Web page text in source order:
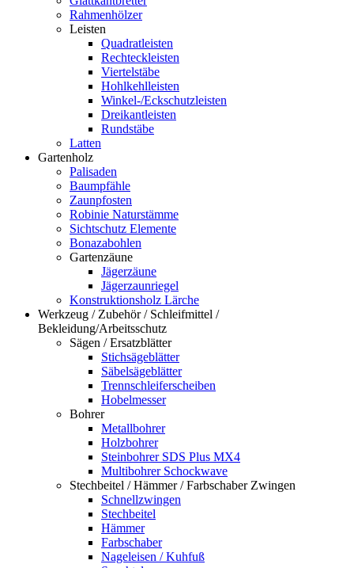
Rahmenhölzer
Leisten
Quadratleisten
Rechteckleisten
Viertelstäbe
Hohlkehlleisten
Winkel-/Eckschutzleisten
Dreikantleisten
Rundstäbe
Latten
Gartenholz
Palisaden
Baumpfähle
Zaunpfosten
Robinie Naturstämme
Sichtschutz Elemente
Bonazabohlen
Gartenzäune
Jägerzäune
Jägerzaunriegel
Konstruktionsholz Lärche
Werkzeug / Zubehör / Schleifmittel /
Bekleidung/Arbeitsschutz
Sägen / Ersatzblätter
Stichsägeblätter
Säbelsägeblätter
Trennschleiferscheiben
Hobelmesser
Bohrer
Metallbohrer
Holzbohrer
Steinbohrer SDS Plus MX4
Multibohrer Schockwave
Stechbeitel / Hämmer / Farbschaber Zwingen
Schnellzwingen
Stechbeitel
Hämmer
Farbschaber
Nageleisen / Kuhfuß